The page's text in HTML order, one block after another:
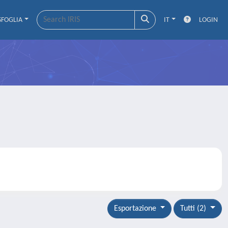
IT LOGIN
Tutti (2)
Esportazione